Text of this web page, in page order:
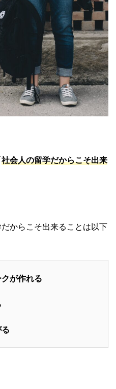
社会人の留学だからこそ出来
からこそ出来ることは以下
が作れる